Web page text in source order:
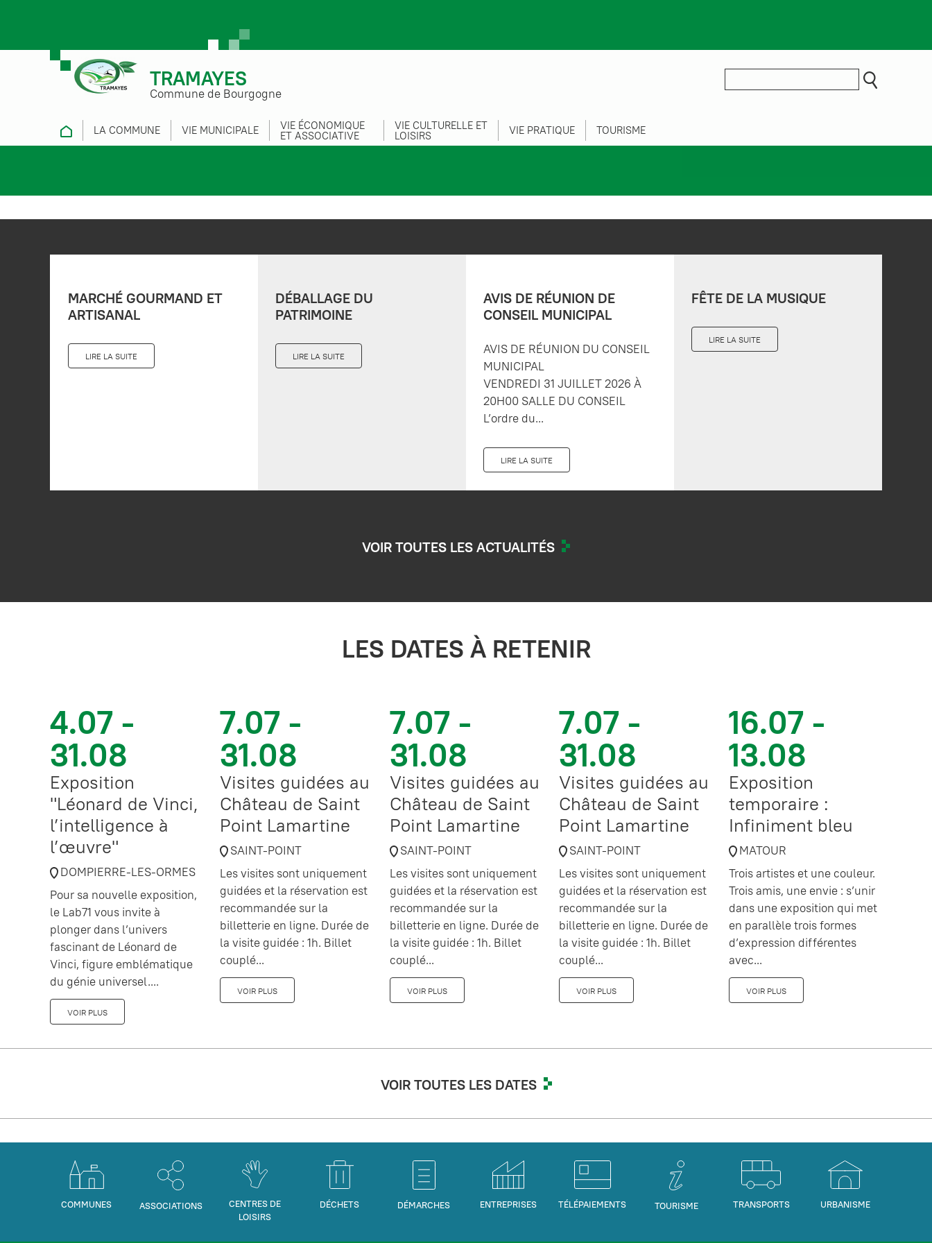
TRAMAYES
Commune de Bourgogne
LA COMMUNE VIE MUNICIPALE VIE ÉCONOMIQUE
ET ASSOCIATIVE
VIE CULTURELLE ET
LOISIRS VIE PRATIQUE TOURISME
MARCHÉ GOURMAND ET
ARTISANAL
LIRE LA SUITE
DÉBALLAGE DU
PATRIMOINE
LIRE LA SUITE
AVIS DE RÉUNION DE
CONSEIL MUNICIPAL
AVIS DE RÉUNION DU CONSEIL
MUNICIPAL
VENDREDI 31 JUILLET 2026 À
20H00 SALLE DU CONSEIL
L’ordre du...
LIRE LA SUITE
FÊTE DE LA MUSIQUE
LIRE LA SUITE
VOIR TOUTES LES ACTUALITÉS
LES DATES À RETENIR
4.07 -
31.08
Exposition
"Léonard de Vinci,
l’intelligence à
l’œuvre"
DOMPIERRE-LES-ORMES
Pour sa nouvelle exposition,
le Lab71 vous invite à
plonger dans l’univers
fascinant de Léonard de
Vinci, figure emblématique
du génie universel....
VOIR PLUS
7.07 -
31.08
Visites guidées au
Château de Saint
Point Lamartine
SAINT-POINT
Les visites sont uniquement
guidées et la réservation est
recommandée sur la
billetterie en ligne. Durée de
la visite guidée : 1h. Billet
couplé...
VOIR PLUS
7.07 -
31.08
Visites guidées au
Château de Saint
Point Lamartine
SAINT-POINT
Les visites sont uniquement
guidées et la réservation est
recommandée sur la
billetterie en ligne. Durée de
la visite guidée : 1h. Billet
couplé...
VOIR PLUS
7.07 -
31.08
Visites guidées au
Château de Saint
Point Lamartine
SAINT-POINT
Les visites sont uniquement
guidées et la réservation est
recommandée sur la
billetterie en ligne. Durée de
la visite guidée : 1h. Billet
couplé...
VOIR PLUS
16.07 -
13.08
Exposition
temporaire :
Infiniment bleu
MATOUR
Trois artistes et une couleur.
Trois amis, une envie : s’unir
dans une exposition qui met
en parallèle trois formes
d’expression différentes
avec...
VOIR PLUS
VOIR TOUTES LES DATES
COMMUNES ASSOCIATIONS
CENTRES DE
LOISIRS
DÉCHETS DÉMARCHES ENTREPRISES TÉLÉPAIEMENTS TOURISME TRANSPORTS URBANISME